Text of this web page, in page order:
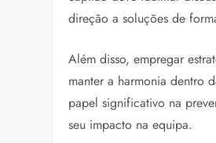
direção a soluções de
Além disso, empregar
manter a harmonia dentro
papel significativo na
seu impacto na equipa.